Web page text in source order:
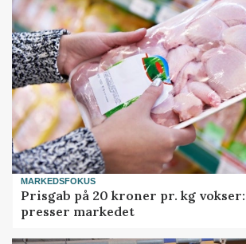
MARKEDSFOKUS
Prisgab på 20 kroner pr. kg
presser markedet